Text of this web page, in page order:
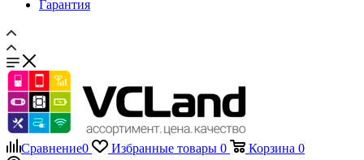
Сравнение 0 Избранные товары 0